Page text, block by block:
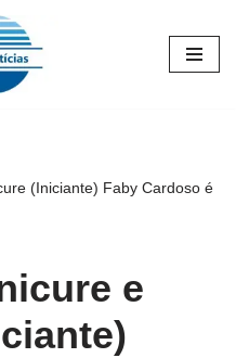
(Iniciante) Faby Cardoso é
e